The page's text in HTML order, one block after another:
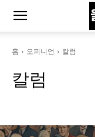
홈 오피니언 칼럼
칼럼